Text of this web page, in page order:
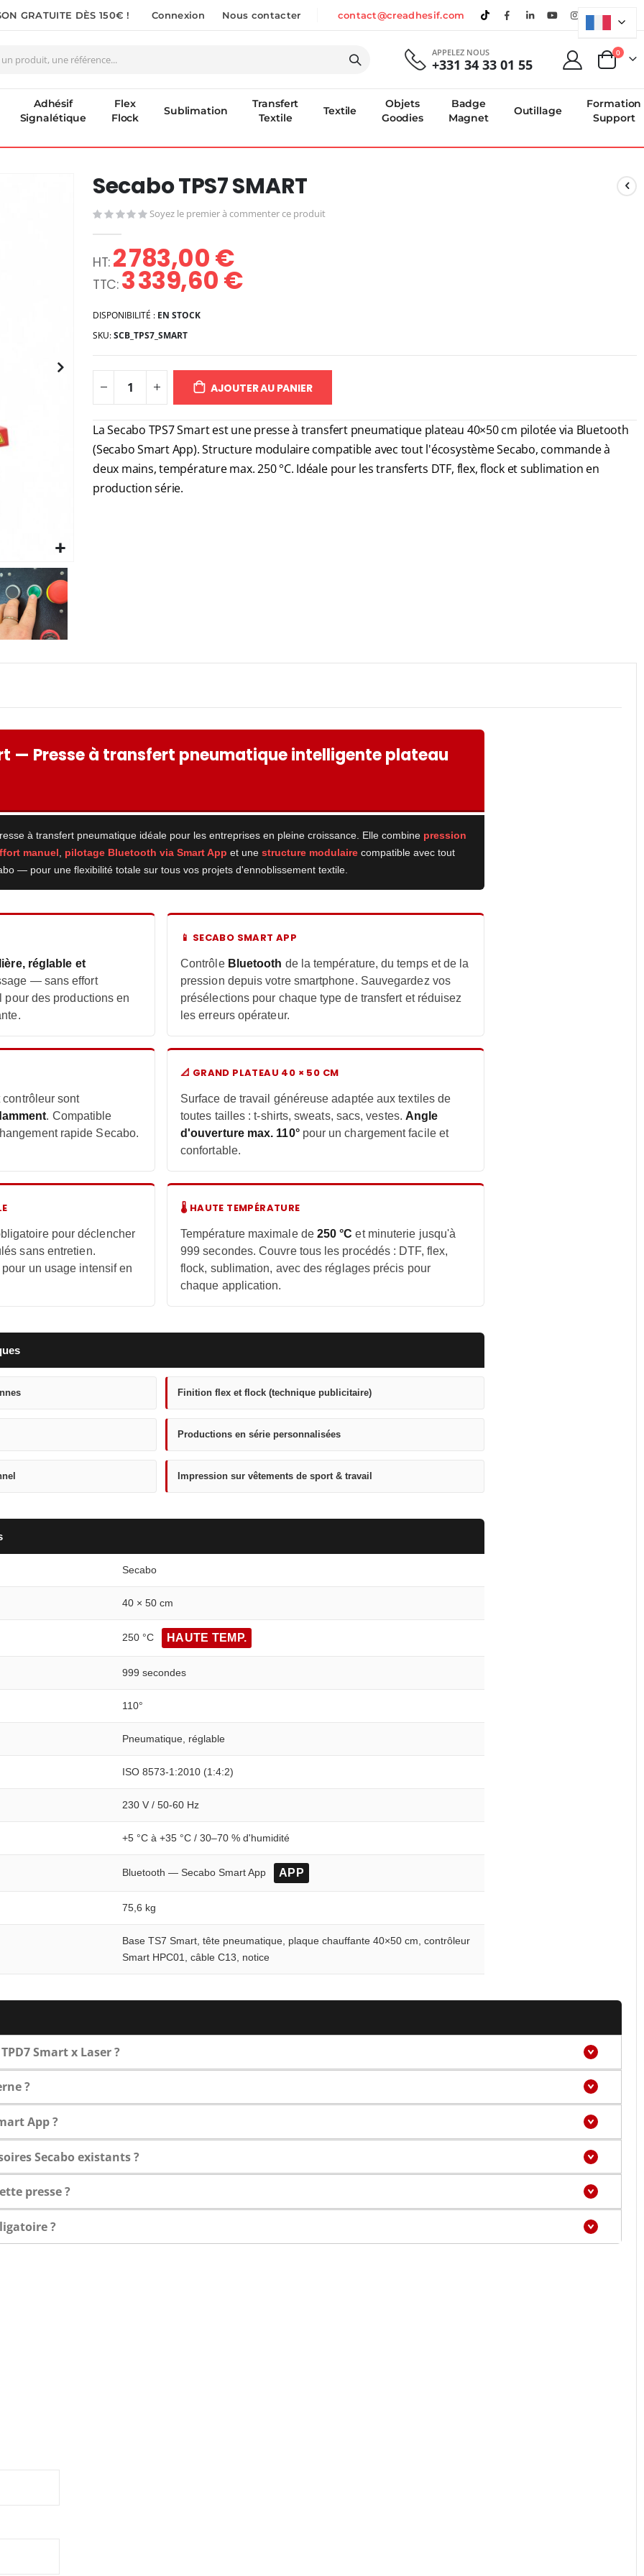
GRATUITE DÈS 150€ ! Connexion Nous contacter contact@creadhesif.com
APPELEZ NOUS
+331 34 33 01 55 Panier
0
Adhésif
Signalétique
Flex
Flock
Sublimation
Transfert
Textile
Textile
Objets
Goodies
Badge
Magnet
Outillage
Formation
Support
Secabo TPS7 SMART
Soyez le premier à commenter ce produit
3 339,60 €
2 783,00 €
DISPONIBILITÉ : EN STOCK
SKU SCB_TPS7_SMART
AJOUTER AU PANIER
La Secabo TPS7 Smart est une presse à transfert pneumatique plateau 40×50 cm pilotée via Bluetooth
(Secabo Smart App). Structure modulaire compatible avec tout l'écosystème Secabo, commande à
deux mains, température max. 250 °C. Idéale pour les transferts DTF, flex, flock et sublimation en
production série.
— Presse à transfert pneumatique intelligente plateau
à transfert pneumatique idéale pour les entreprises en pleine croissance. Elle combine pression
manuel
pilotage Bluetooth via Smart App et une structure modulaire compatible avec tout
— pour une flexibilité totale sur tous vos projets d'ennoblissement textile.
réglable et
— sans effort
pour des productions en
📱 SECABO SMART APP
Contrôle Bluetooth de la température, du temps et de la
pression depuis votre smartphone. Sauvegardez vos
présélections pour chaque type de transfert et réduisez
les erreurs opérateur.
contrôleur sont
. Compatible
rapide Secabo.
📐 GRAND PLATEAU 40 × 50 CM
Surface de travail généreuse adaptée aux textiles de
toutes tailles : t-shirts, sweats, sacs, vestes. Angle
d'ouverture max. 110°pour un chargement facile et
confortable.
pour déclencher
sans entretien.
un usage intensif en
🌡 HAUTE TEMPÉRATURE
Température maximale de 250 °C et minuterie jusqu'à
999 secondes. Couvre tous les procédés : DTF, flex,
flock, sublimation, avec des réglages précis pour
chaque application.
Finition flex et flock (technique publicitaire)
Productions en série personnalisées
Impression sur vêtements de sport & travail
Secabo
40 × 50 cm
250 °C HAUTE TEMP.
999 secondes
110°
Pneumatique, réglable
ISO 8573-1:2010 (1:4:2)
230 V / 50-60 Hz
+5 °C à +35 °C / 30–70 % d'humidité
Bluetooth — Secabo Smart App APP
75,6 kg
Base TS7 Smart, tête pneumatique, plaque chauffante 40×50 cm, contrôleur
Smart HPC01, câble C13, notice
Smart x Laser ?
?
App ?
Secabo existants ?
presse ?
?